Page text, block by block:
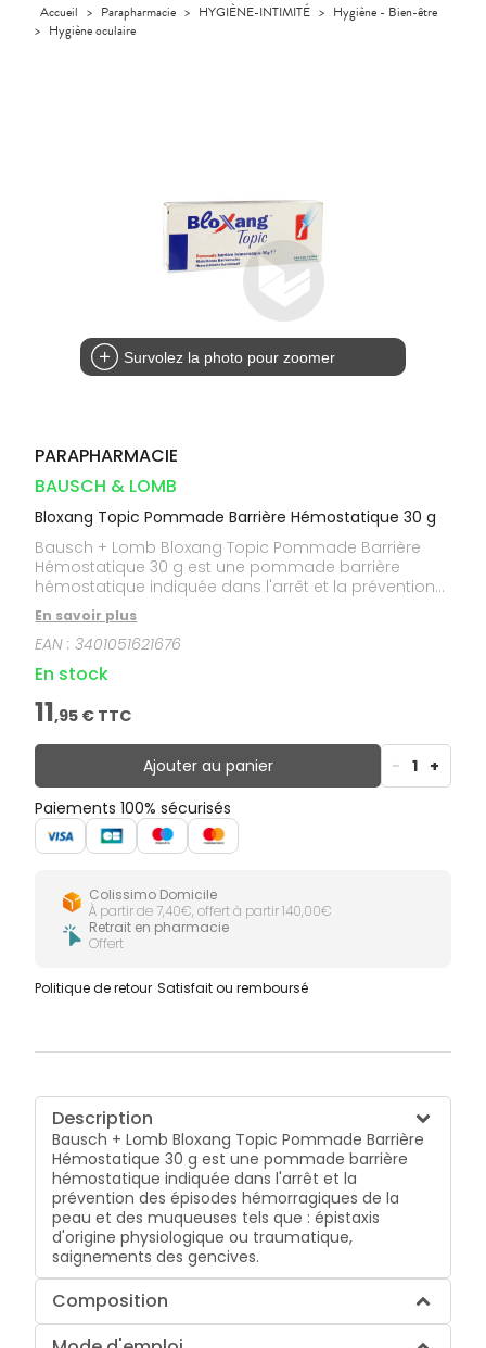
Orthopédie
Trousse à
Compléments
CHEVEUX
UTILES
PHARMACIES
VIDÉOS DE
DISPOSITIFS
SCAN
D’ORDONNANCE
Accueil > Parapharmacie > HYGIÈNE-INTIMITÉ > Hygiène - Bien-être
> Hygiène oculaire
Survolez la photo pour zoomer
PARAPHARMACIE
BAUSCH & LOMB
Bloxang Topic Pommade Barrière Hémostatique 30 g
Bausch + Lomb Bloxang Topic Pommade Barrière
Hémostatique 30 g est une pommade barrière
hémostatique indiquée dans l'arrêt et la prévention
des épisodes hémorragiques de la peau et des
muqueuses tels que : épistaxis d'origine
physiologique ou traumatique, saignements des
gencives.
En savoir plus
EAN :3401051621676
En stock
11,95 € TTC
Ajouter au panier - 1 +
Paiements 100% sécurisés
Colissimo Domicile
À partir de 7,40€, offert à partir 140,00€
Retrait en pharmacie
Offert
Politique de retour Satisfait ou remboursé
Description
Bausch + Lomb Bloxang Topic Pommade Barrière
Hémostatique 30 g est une pommade barrière
hémostatique indiquée dans l'arrêt et la
prévention des épisodes hémorragiques de la
peau et des muqueuses tels que : épistaxis
d'origine physiologique ou traumatique,
saignements des gencives.
Composition